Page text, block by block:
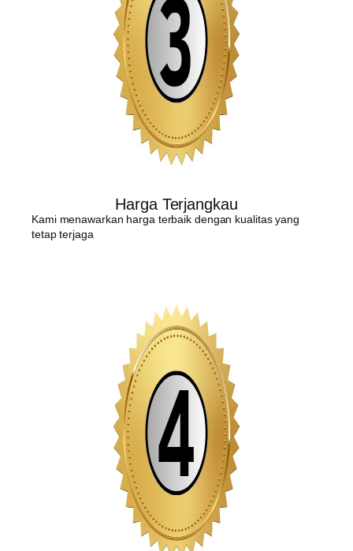
Harga Terjangkau
Kami menawarkan harga terbaik dengan kualitas yang
tetap terjaga